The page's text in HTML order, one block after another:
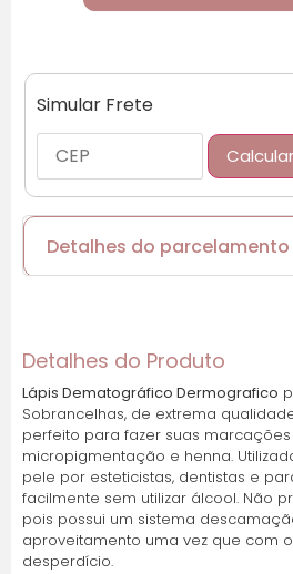
Simular Frete
Calcular
Detalhes do parcelamento
Parcelas:
1x deR$5,00 sem
juros
Detalhes do Produto
Lápis Dematográfico Dermografico
Sobrancelhas, de extrema
perfeito para fazer suas
micropigmentação e henna.
pele por esteticistas, dentistas e
facilmente sem utilizar álcool. Não
pois possui um sistema
aproveitamento uma vez que com
desperdício.